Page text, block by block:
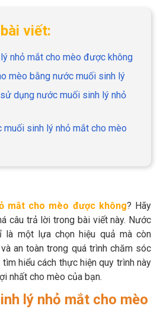
Spa chó mèo
Dịch vụ huấn luyện chó
Dịch vụ phối giống chó
mèo
viết:
nhỏ mắt cho mèo được không
mèo bằng nước muối sinh lý
dụng nước muối sinh lý nhỏ
muối sinh lý nhỏ mắt cho mèo
mắt cho mèo được không? Hãy
câu trả lời trong bài viết này. Nước
là một lựa chọn hiệu quả mà còn
an toàn trong quá trình chăm sóc
hiểu cách thực hiện quy trình này
nhất cho mèo của bạn.
lý nhỏ mắt cho mèo